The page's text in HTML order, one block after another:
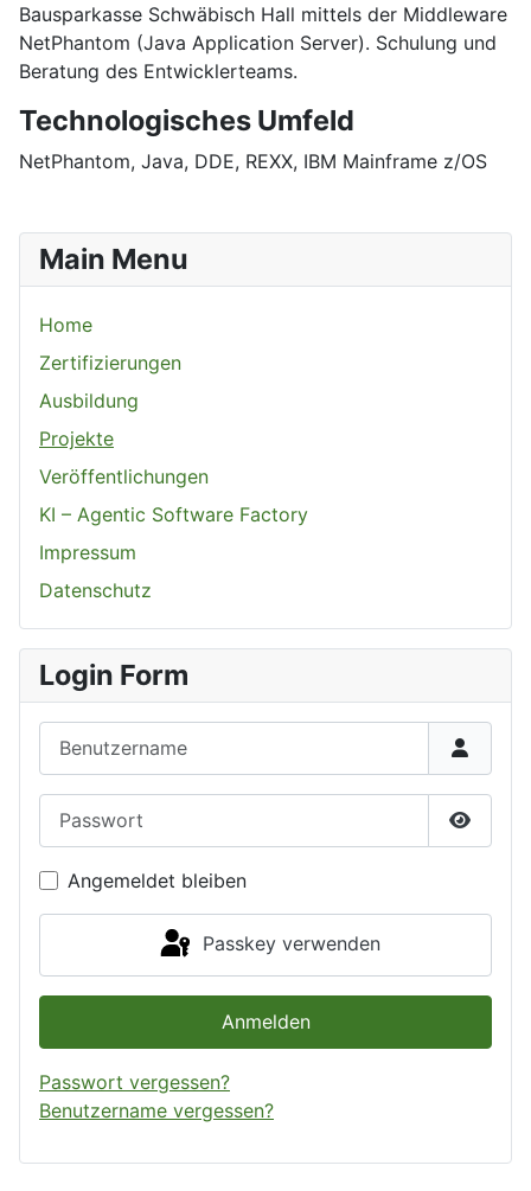
Bausparkasse Schwäbisch Hall mittels der Middleware
NetPhantom (Java Application Server). Schulung und
Beratung des Entwicklerteams.
Technologisches Umfeld
NetPhantom, Java, DDE, REXX, IBM Mainframe z/OS
Main Menu
Home
Zertifizierungen
Ausbildung
Projekte
Veröffentlichungen
KI – Agentic Software Factory
Impressum
Datenschutz
Login Form
Angemeldet bleiben
Passkey verwenden
Anmelden
Passwort vergessen?
Benutzername vergessen?